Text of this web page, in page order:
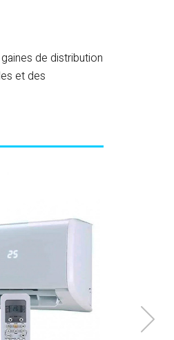
de distribution
et des